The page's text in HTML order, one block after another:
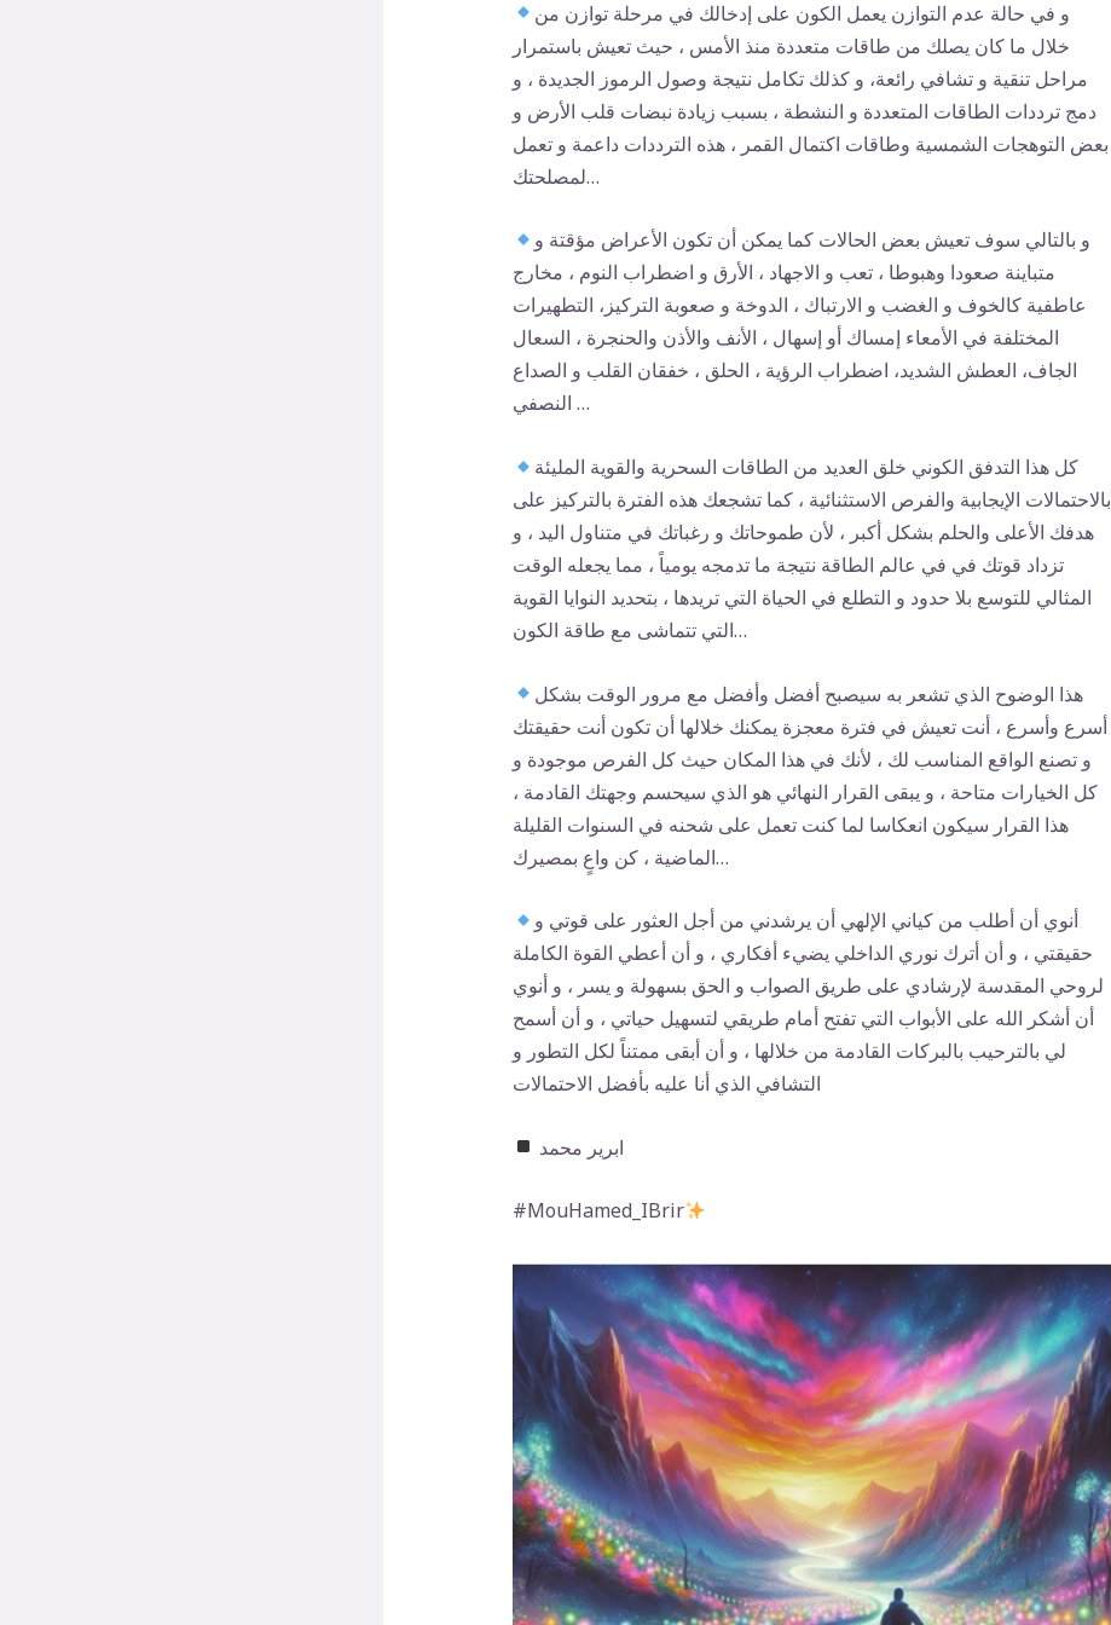
و في حالة عدم التوازن يعمل الكون على إدخالك في مرحلة توازن من
خلال ما كان يصلك من طاقات متعددة منذ الأمس ، حيث تعيش باستمرار
مراحل تنقية و تشافي رائعة، و كذلك تكامل نتيجة وصول الرموز الجديدة ، و
دمج ترددات الطاقات المتعددة و النشطة ، بسبب زيادة نبضات قلب الأرض و
بعض التوهجات الشمسية وطاقات اكتمال القمر ، هذه الترددات داعمة و تعمل
لمصلحتك…
و بالتالي سوف تعيش بعض الحالات كما يمكن أن تكون الأعراض مؤقتة و
متباينة صعودا وهبوطا ، تعب و الاجهاد ، الأرق و اضطراب النوم ، مخارج
عاطفية كالخوف و الغضب و الارتباك ، الدوخة و صعوبة التركيز، التطهيرات
المختلفة في الأمعاء إمساك أو إسهال ، الأنف والأذن والحنجرة ، السعال
الجاف، العطش الشديد، اضطراب الرؤية ، الحلق ، خفقان القلب و الصداع
النصفي …
كل هذا التدفق الكوني خلق العديد من الطاقات السحرية والقوية المليئة
بالاحتمالات الإيجابية والفرص الاستثنائية ، كما تشجعك هذه الفترة بالتركيز على
هدفك الأعلى والحلم بشكل أكبر ، لأن طموحاتك و رغباتك في متناول اليد ، و
تزداد قوتك في في عالم الطاقة نتيجة ما تدمجه يومياً ، مما يجعله الوقت
المثالي للتوسع بلا حدود و التطلع في الحياة التي تريدها ، بتحديد النوايا القوية
التي تتماشى مع طاقة الكون…
هذا الوضوح الذي تشعر به سيصبح أفضل وأفضل مع مرور الوقت بشكل
أسرع وأسرع ، أنت تعيش في فترة معجزة يمكنك خلالها أن تكون أنت حقيقتك
و تصنع الواقع المناسب لك ، لأنك في هذا المكان حيث كل الفرص موجودة و
كل الخيارات متاحة ، و يبقى القرار النهائي هو الذي سيحسم وجهتك القادمة ،
هذا القرار سيكون انعكاسا لما كنت تعمل على شحنه في السنوات القليلة
الماضية ، كن واعٍ بمصيرك…
أنوي أن أطلب من كياني الإلهي أن يرشدني من أجل العثور على قوتي و
حقيقتي ، و أن أترك نوري الداخلي يضيء أفكاري ، و أن أعطي القوة الكاملة
لروحي المقدسة لإرشادي على طريق الصواب و الحق بسهولة و يسر ، و أنوي
أن أشكر الله على الأبواب التي تفتح أمام طريقي لتسهيل حياتي ، و أن أسمح
لي بالترحيب بالبركات القادمة من خلالها ، و أن أبقى ممتناً لكل التطور و
التشافي الذي أنا عليه بأفضل الاحتمالات
ابرير محمد
‏#MouHamed_IBrir